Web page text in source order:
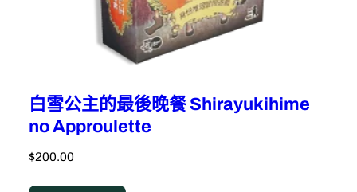
白雪公主的最後晚餐 Shirayukihime
no Approulette
$200.00